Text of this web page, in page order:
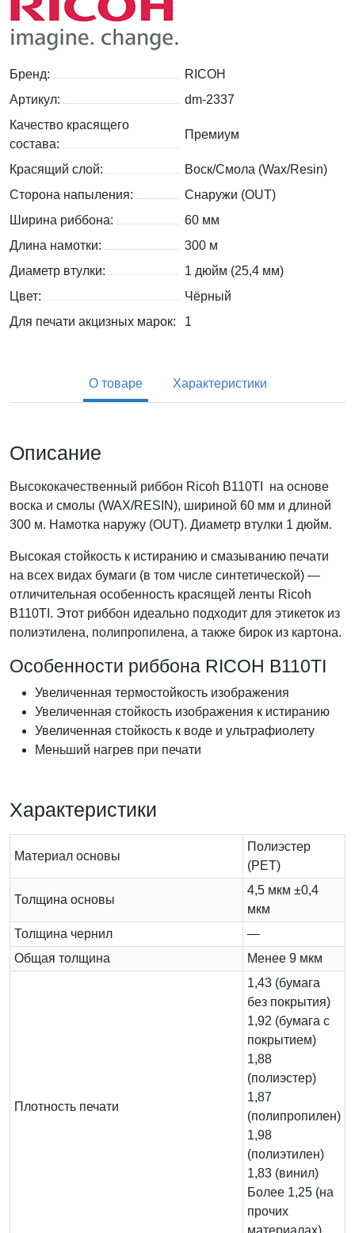
Бренд:
RICOH
Артикул:
dm-2337
Качество красящего
состава:
Премиум
Красящий слой:
Воск/Смола (Wax/Resin)
Сторона напыления:
Снаружи (OUT)
Ширина риббона:
60 мм
Длина намотки:
300 м
Диаметр втулки:
1 дюйм (25,4 мм)
Цвет:
Чёрный
Для печати акцизных марок:
1
О товаре Характеристики
Описание
Высококачественный риббон Ricoh B110TI на основе
воска и смолы (WAX/RESIN), шириной 60 мм и длиной
300 м. Намотка наружу (OUT). Диаметр втулки 1 дюйм.
Высокая стойкость к истиранию и смазыванию печати
на всех видах бумаги (в том числе синтетической) —
отличительная особенность красящей ленты Ricoh
B110TI. Этот риббон идеально подходит для этикеток из
полиэтилена, полипропилена, а также бирок из картона.
Особенности риббона RICOH B110TI
Увеличенная термостойкость изображения
Увеличенная стойкость изображения к истиранию
Увеличенная стойкость к воде и ультрафиолету
Меньший нагрев при печати
Характеристики
Материал основы
Полиэстер
(PET)
Толщина основы
4,5 мкм ±0,4
мкм
Толщина чернил
—
Общая толщина
Менее 9 мкм
Плотность печати
1,43 (бумага
без покрытия)
1,92 (бумага с
покрытием)
1,88
(полиэстер)
1,87
(полипропилен)
1,98
(полиэтилен)
1,83 (винил)
Более 1,25 (на
прочих